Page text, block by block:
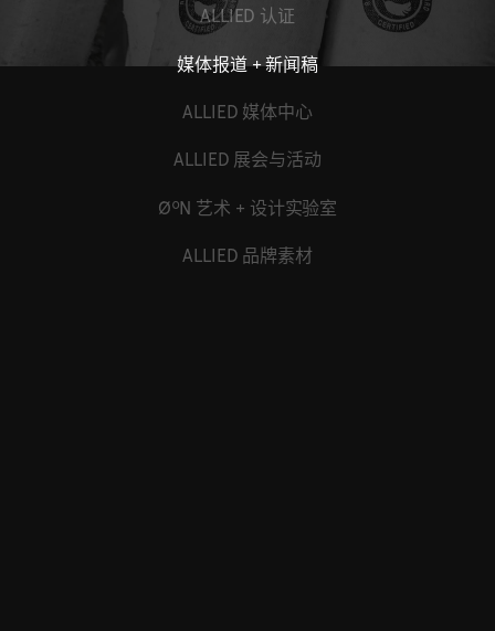
ALLIED 认证
媒体报道 + 新闻稿
ALLIED 媒体中心
ALLIED 展会与活动
ØºN 艺术 + 设计实验室
ALLIED 品牌素材